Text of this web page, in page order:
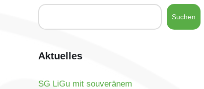
Suchen
Aktuelles
SG LiGu mit souveränem